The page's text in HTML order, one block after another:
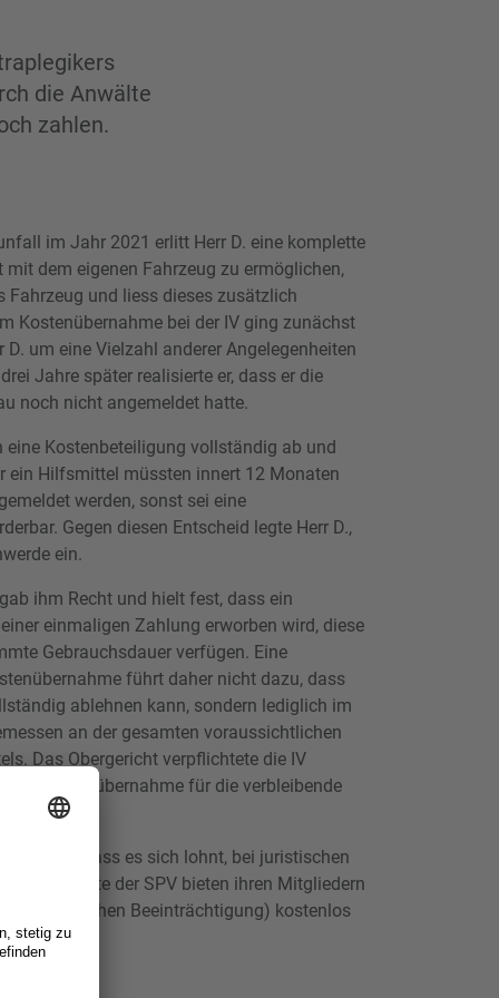
die Anwälte
zahlen.
im Jahr 2021 erlitt Herr D. eine komplette
mit dem eigenen Fahrzeug zu ermöglichen,
Fahrzeug und liess dieses zusätzlich
Kostenübernahme bei der IV ging zunächst
um eine Vielzahl anderer Angelegenheiten
Jahre später realisierte er, dass er die
noch nicht angemeldet hatte.
Kostenbeteiligung vollständig ab und
ein Hilfsmittel müssten innert 12 Monaten
werden, sonst sei eine
Gegen diesen Entscheid legte Herr D.,
ein.
ihm Recht und hielt fest, dass ein
einmaligen Zahlung erworben wird, diese
Gebrauchsdauer verfügen. Eine
führt daher nicht dazu, dass
ablehnen kann, sondern lediglich im
an der gesamten voraussichtlichen
Das Obergericht verpflichtete die IV
Kostenübernahme für die verbleibende
zeigt, dass es sich lohnt, bei juristischen
Die Anwälte der SPV bieten ihren Mitgliedern
ähnlichen Beeinträchtigung) kostenlos